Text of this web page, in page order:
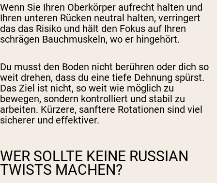
Wenn Sie Ihren Oberkörper aufrecht halten und
Ihren unteren Rücken neutral halten, verringert
das das Risiko und hält den Fokus auf Ihren
schrägen Bauchmuskeln, wo er hingehört.
Du musst den Boden nicht berühren oder dich so
weit drehen, dass du eine tiefe Dehnung spürst.
Das Ziel ist nicht, so weit wie möglich zu
bewegen, sondern kontrolliert und stabil zu
arbeiten. Kürzere, sanftere Rotationen sind viel
sicherer und effektiver.
WER SOLLTE KEINE RUSSIAN
TWISTS MACHEN?